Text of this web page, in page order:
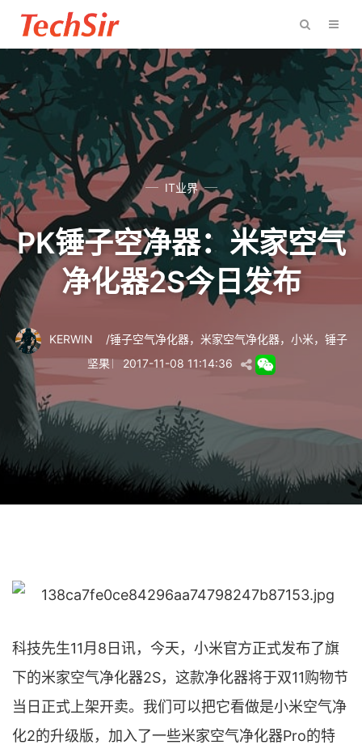
IT业界
PK锤子空净器：米家空气
净化器2S今日发布
KERWIN /锤子空气净化器， 米家空气净化器， 小米， 锤子
坚果
2017-11-08 11:14:36
科技先生11月8日讯，今天，小米官方正式发布了旗
下的米家空气净化器2S，这款净化器将于双11购物节
当日正式上架开卖。我们可以把它看做是小米空气净
化2的升级版，加入了一些米家空气净化器Pro的特